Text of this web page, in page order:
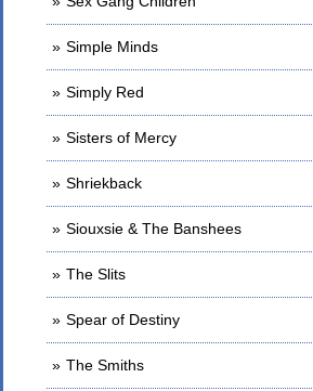
Simple Minds
Simply Red
Sisters of Mercy
Shriekback
Siouxsie & The Banshees
The Slits
Spear of Destiny
The Smiths